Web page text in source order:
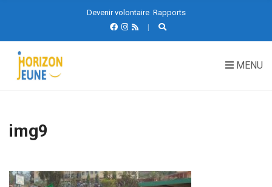
Devenir volontaire Rapports
MENU
img9